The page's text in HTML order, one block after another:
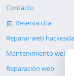
Contacto
Reserva cita
Reparar web hackeada
Mantenimiento web
Reparación web